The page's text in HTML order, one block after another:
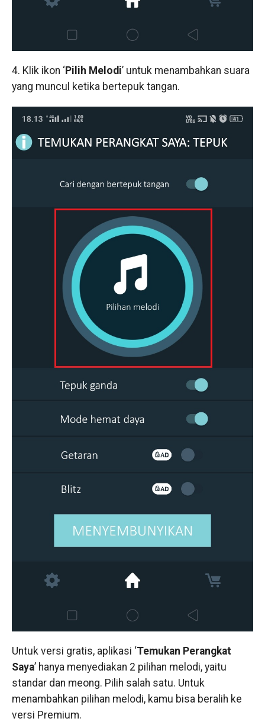
4. Klik ikon ‘Pilih Melodi’ untuk menambahkan suara
yang muncul ketika bertepuk tangan.
Untuk versi gratis, aplikasi ‘Temukan Perangkat
Saya’ hanya menyediakan 2 pilihan melodi, yaitu
standar dan meong. Pilih salah satu. Untuk
menambahkan pilihan melodi, kamu bisa beralih ke
versi Premium.